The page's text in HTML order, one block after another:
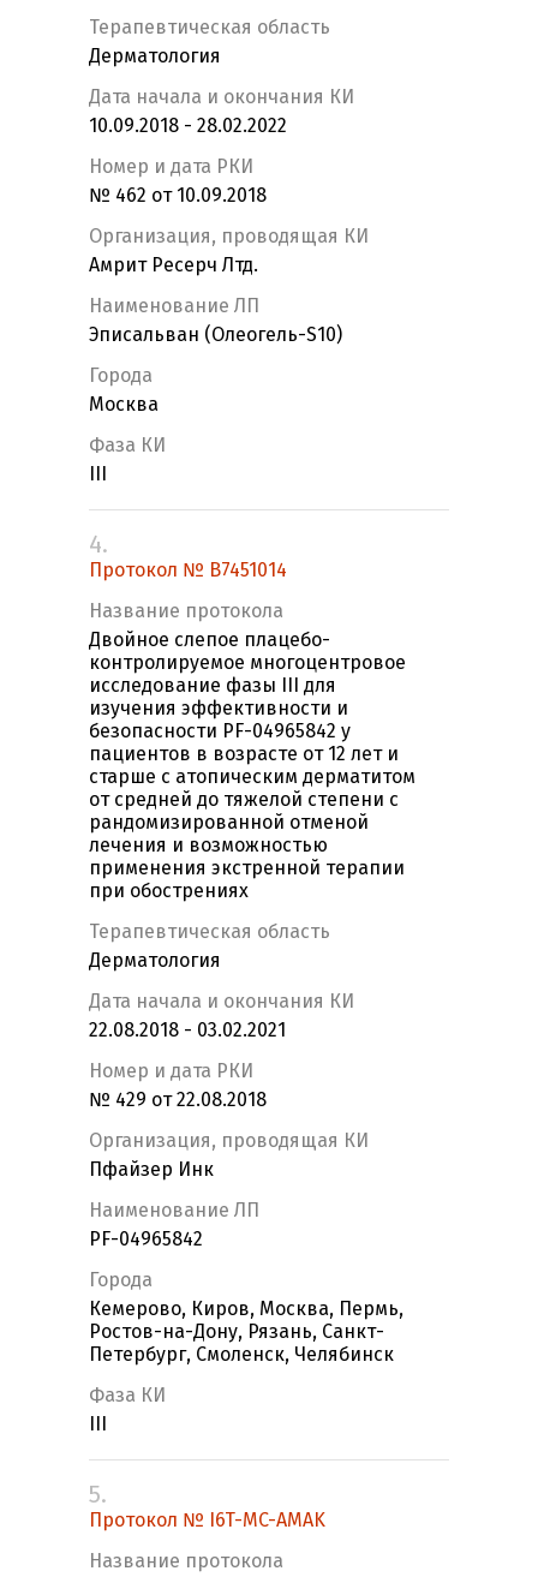
Терапевтическая область
Дерматология
Дата начала и окончания КИ
10.09.2018 - 28.02.2022
Номер и дата РКИ
№ 462 от 10.09.2018
Организация, проводящая КИ
Амрит Ресерч Лтд.
Наименование ЛП
Эписальван (Олеогель-S10)
Города
Москва
Фаза КИ
4.
Протокол № В7451014
Название протокола
Двойное слепое плацебо-
контролируемое многоцентровое
исследование фазы III для
изучения эффективности и
безопасности PF-04965842 у
пациентов в возрасте от 12 лет и
старше с атопическим дерматитом
от средней до тяжелой степени с
рандомизированной отменой
лечения и возможностью
применения экстренной терапии
при обострениях
Терапевтическая область
Дерматология
Дата начала и окончания КИ
22.08.2018 - 03.02.2021
Номер и дата РКИ
№ 429 от 22.08.2018
Организация, проводящая КИ
Пфайзер Инк
Наименование ЛП
PF-04965842
Города
Кемерово, Киров, Москва, Пермь,
Ростов-на-Дону, Рязань, Санкт-
Петербург, Смоленск, Челябинск
Фаза КИ
5.
Протокол № I6T-MC-AMAK
Название протокола